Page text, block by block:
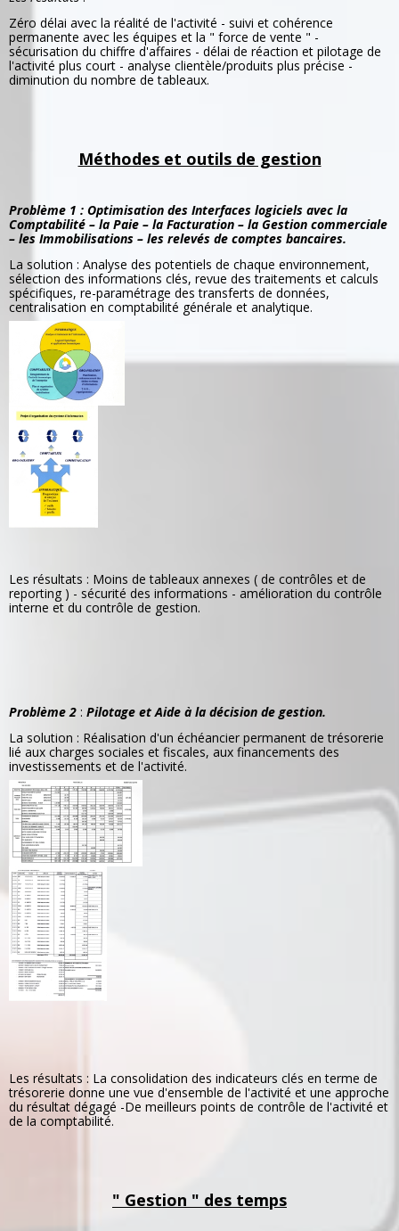
Zéro délai avec la réalité de l'activité - suivi et cohérence
permanente avec les équipes et la " force de vente " -
sécurisation du chiffre d'affaires - délai de réaction et pilotage de
l'activité plus court - analyse clientèle/produits plus précise -
diminution du nombre de tableaux.
Méthodes et outils de gestion
Problème 1 : Optimisation des Interfaces logiciels avec la
Comptabilité – la Paie – la Facturation – la Gestion commerciale
– les Immobilisations – les relevés de comptes bancaires.
La solution : Analyse des potentiels de chaque environnement,
sélection des informations clés, revue des traitements et calculs
spécifiques, re-paramétrage des transferts de données,
centralisation en comptabilité générale et analytique.
Les résultats : Moins de tableaux annexes ( de contrôles et de
reporting ) - sécurité des informations - amélioration du contrôle
interne et du contrôle de gestion.
Problème 2 : Pilotage et Aide à la décision de gestion.
La solution : Réalisation d'un échéancier permanent de trésorerie
lié aux charges sociales et fiscales, aux financements des
investissements et de l'activité.
Les résultats : La consolidation des indicateurs clés en terme de
trésorerie donne une vue d'ensemble de l'activité et une approche
du résultat dégagé -De meilleurs points de contrôle de l'activité et
de la comptabilité.
" Gestion " des temps